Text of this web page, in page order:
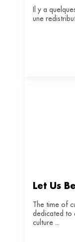
Il y a
une
Let Us
The time of
dedicated to
culture ...